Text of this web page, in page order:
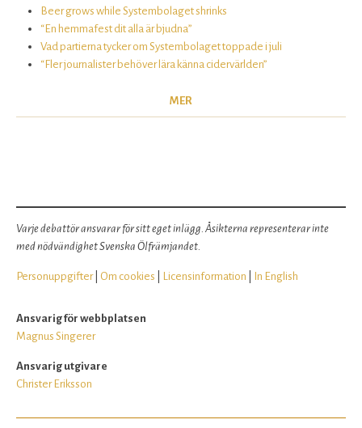
Beer grows while Systembolaget shrinks
“En hemmafest dit alla är bjudna”
Vad partierna tycker om Systembolaget toppade i juli
“Fler journalister behöver lära känna cidervärlden”
MER
Varje debattör ansvarar för sitt eget inlägg. Åsikterna representerar inte
med nödvändighet Svenska Ölfrämjandet.
Personuppgifter| Om cookies Licensinformation In English
Ansvarig för webbplatsen
Magnus Singerer
Ansvarig utgivare
Christer Eriksson